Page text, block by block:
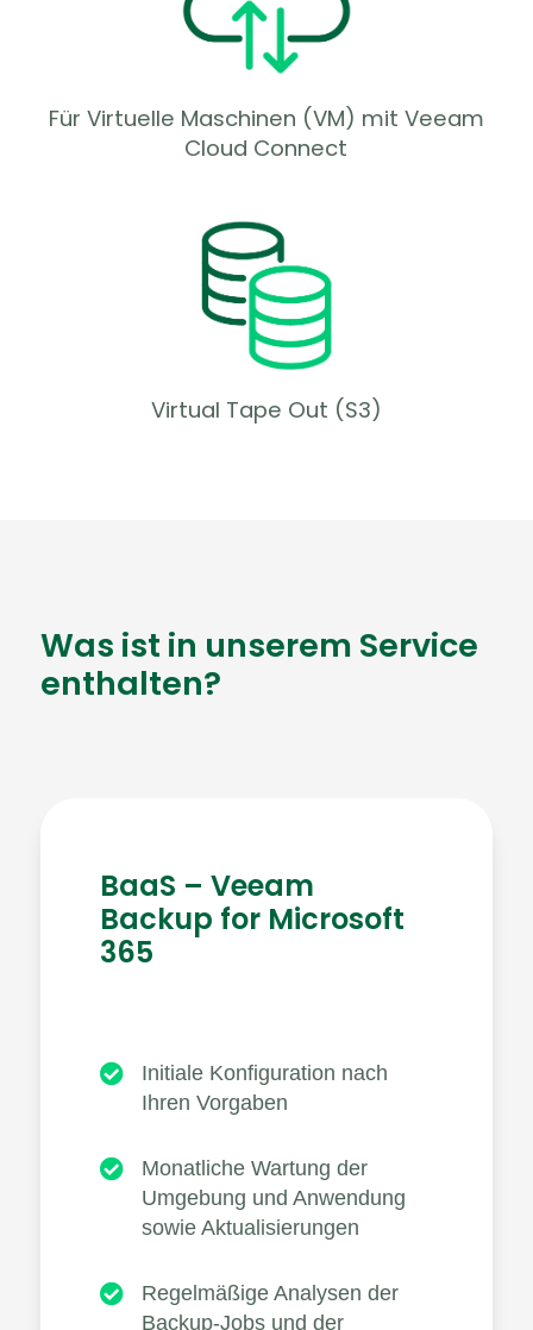
Für Virtuelle Maschinen (VM) mit Veeam
Cloud Connect
Virtual Tape Out (S3)
Was ist in unserem Service
enthalten?
BaaS – Veeam
Backup for Microsoft
365

Initiale Konfiguration nach
Ihren Vorgaben

Monatliche Wartung der
Umgebung und Anwendung
sowie Aktualisierungen

Regelmäßige Analysen der
Backup-Jobs und der